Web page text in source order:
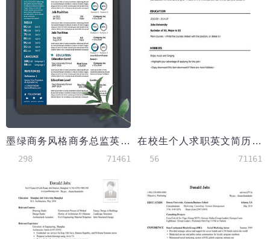
墨绿商务风格商务总监英文简历模板
298 71461
在校生个人求职英文简历模板
56 71161